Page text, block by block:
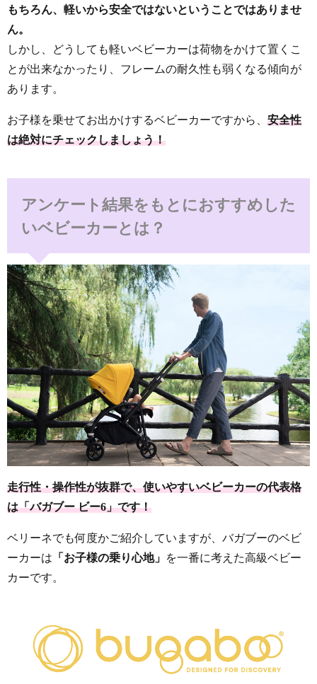
もちろん、軽いから安全ではないということではありませ
ん。
しかし、どうしても軽いベビーカーは荷物をかけて置くこ
とが出来なかったり、フレームの耐久性も弱くなる傾向が
あります。
お子様を乗せてお出かけするベビーカーですから、 安全性
は絶対にチェックしましょう！
アンケート結果をもとにおすすめした
いベビーカーとは？
走行性・操作性が抜群で、使いやすいベビーカーの代表格
は「バガブー ビー6」です！
ベリーネでも何度かご紹介していますが、バガブーのベビ
ーカーは 「お子様の乗り心地」 を一番に考えた高級ベビー
カーです。